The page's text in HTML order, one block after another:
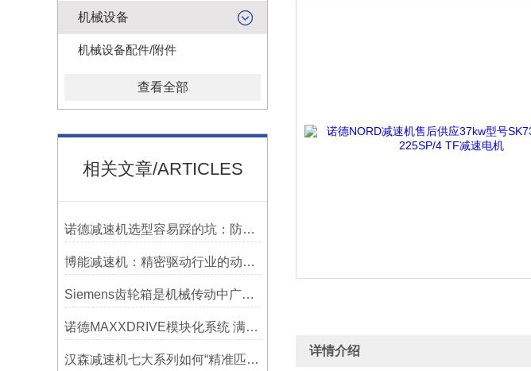
机械设备
机械设备配件/附件
查看全部
相关文章/ARTICLES
诺德减速机选型容易踩的坑：防水等级选低了，户外用半年就废
博能减速机：精密驱动行业的动力源泉
Siemens齿轮箱是机械传动中广泛应用的部件
诺德MAXXDRIVE模块化系统 满足高要求的重型驱动系统
汉森减速机七大系列如何“精准匹配”应用场景
详情介绍